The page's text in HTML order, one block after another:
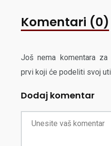
Komentari (0)
Još nema komentara
prvi koji će podeliti svoj
Dodaj komentar